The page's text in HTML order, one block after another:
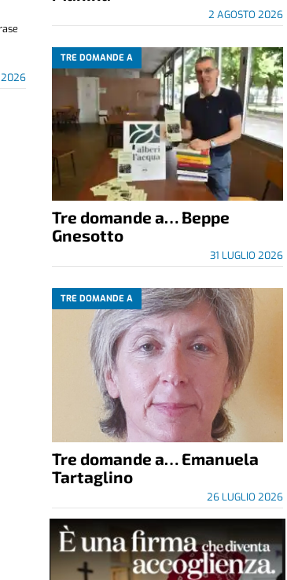
2026
2 AGOSTO 2026
TRE DOMANDE A
Tre domande a… Beppe
Gnesotto
31 LUGLIO 2026
TRE DOMANDE A
Tre domande a… Emanuela
Tartaglino
26 LUGLIO 2026